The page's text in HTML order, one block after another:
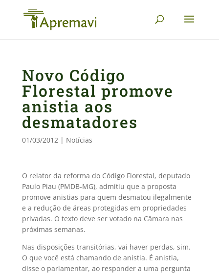
Novo Código
Florestal promove
anistia aos
desmatadores
01/03/2012| Notícias
O relator da reforma do Código Florestal, deputado
Paulo Piau (PMDB-MG), admitiu que a proposta
promove anistias para quem desmatou ilegalmente
e a redução de áreas protegidas em propriedades
privadas. O texto deve ser votado na Câmara nas
próximas semanas.
Nas disposições transitórias, vai haver perdas, sim.
O que você está chamando de anistia. É anistia,
disse o parlamentar, ao responder a uma pergunta